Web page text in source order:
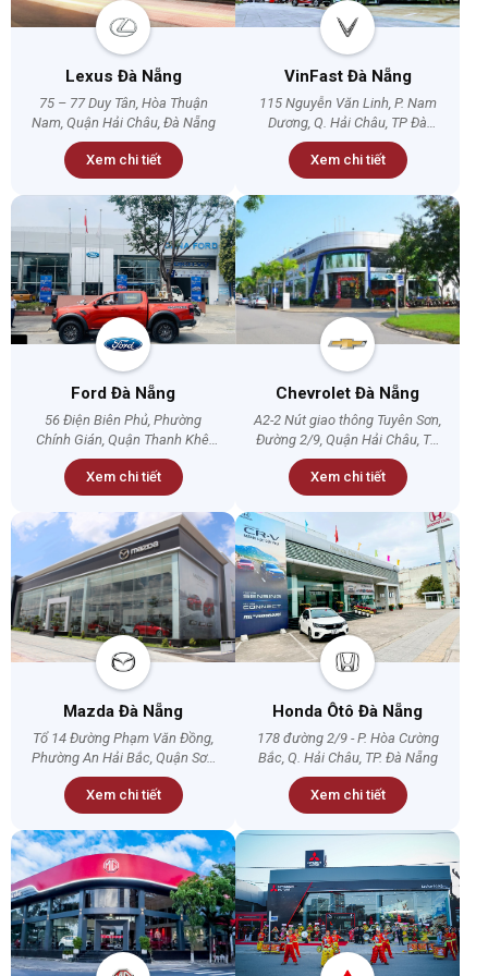
Lexus Đà Nẵng
75 – 77 Duy Tân, Hòa Thuận
Nam, Quận Hải Châu, Đà Nẵng
Xem chi tiết
VinFast Đà Nẵng
115 Nguyễn Văn Linh, P. Nam
Dương, Q. Hải Châu, TP Đà
Nẵng
Xem chi tiết
Ford Đà Nẵng
56 Điện Biên Phủ, Phường
Chính Gián, Quận Thanh Khê,
Đà Nẵng
Xem chi tiết
Chevrolet Đà Nẵng
A2-2 Nút giao thông Tuyên Sơn,
Đường 2/9, Quận Hải Châu, TP.
Đà Nẵng
Xem chi tiết
Mazda Đà Nẵng
Tổ 14 Đường Phạm Văn Đồng,
Phường An Hải Bắc, Quận Sơn
Trà, Thành phố Đà Nẵng
Xem chi tiết
Honda Ôtô Đà Nẵng
178 đường 2/9 - P. Hòa Cường
Bắc, Q. Hải Châu, TP. Đà Nẵng
Xem chi tiết